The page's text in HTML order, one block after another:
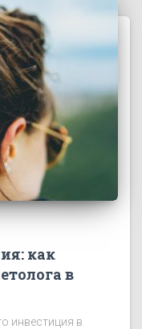
как
в
инвестиция в